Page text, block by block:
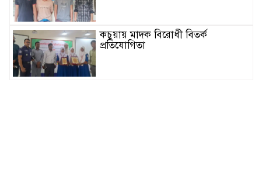
কচুয়ায় মাদক বিরোধী বিতর্ক
প্রতিযোগিতা